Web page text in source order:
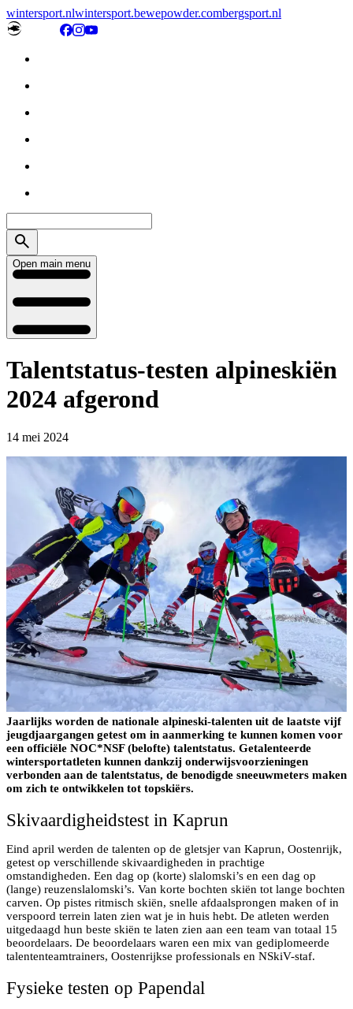
wintersport.nlwintersport.bewepowder.combergsport.nl
Open main menu
Talentstatus-testen alpineskiën
2024 afgerond
14 mei 2024
Jaarlijks worden de nationale alpineski-talenten uit de laatste vijf
jeugdjaargangen getest om in aanmerking te kunnen komen voor
een officiële NOC*NSF (belofte) talentstatus. Getalenteerde
wintersportatleten kunnen dankzij onderwijsvoorzieningen
verbonden aan de talentstatus, de benodigde sneeuwmeters maken
om zich te ontwikkelen tot topskiërs.
Skivaardigheidstest in Kaprun
Eind april werden de talenten op de gletsjer van Kaprun, Oostenrijk,
getest op verschillende skivaardigheden in prachtige
omstandigheden. Een dag op (korte) slalomski’s en een dag op
(lange) reuzenslalomski’s. Van korte bochten skiën tot lange bochten
carven. Op pistes ritmisch skiën, snelle afdaalsprongen maken of in
verspoord terrein laten zien wat je in huis hebt. De atleten werden
uitgedaagd hun beste skiën te laten zien aan een team van totaal 15
beoordelaars. De beoordelaars waren een mix van gediplomeerde
talententeamtrainers, Oostenrijkse professionals en NSkiV-staf.
Fysieke testen op Papendal